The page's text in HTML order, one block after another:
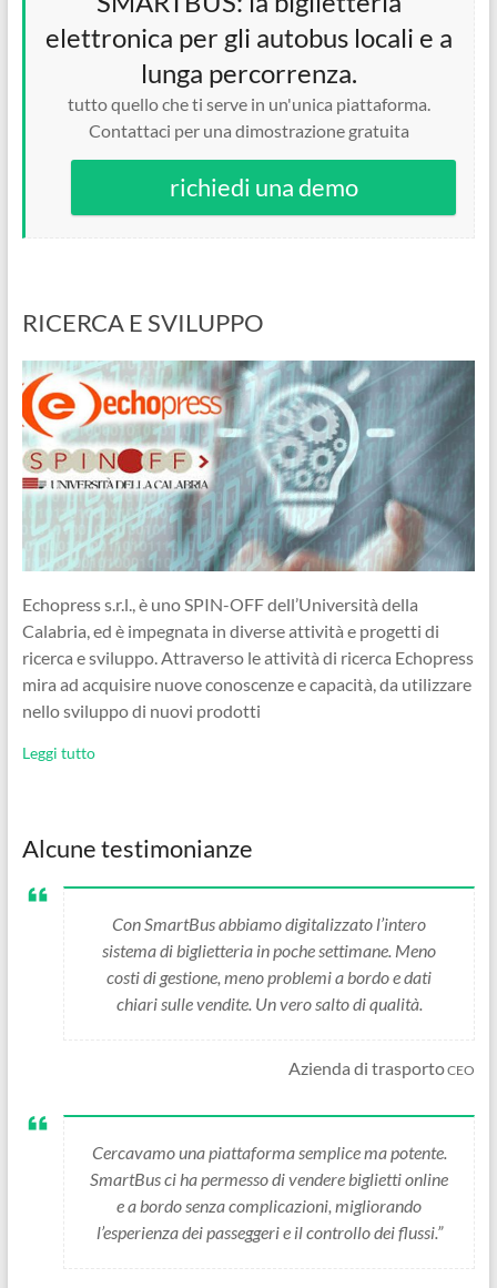
elettronica per gli autobus locali e a
lunga percorrenza.
tutto quello che ti serve in un'unica piattaforma.
Contattaci per una dimostrazione gratuita
richiedi una demo
RICERCA E SVILUPPO
Echopress s.r.l., è uno SPIN-OFF dell’Università della
Calabria, ed è impegnata in diverse attività e progetti di
ricerca e sviluppo. Attraverso le attività di ricerca Echopress
mira ad acquisire nuove conoscenze e capacità, da utilizzare
nello sviluppo di nuovi prodotti
Leggi tutto
Alcune testimonianze
Con SmartBus abbiamo digitalizzato l’intero
sistema di biglietteria in poche settimane. Meno
costi di gestione, meno problemi a bordo e dati
chiari sulle vendite. Un vero salto di qualità.
Azienda di trasportoCEO
Cercavamo una piattaforma semplice ma potente.
SmartBus ci ha permesso di vendere biglietti online
e a bordo senza complicazioni, migliorando
l’esperienza dei passeggeri e il controllo dei flussi.”